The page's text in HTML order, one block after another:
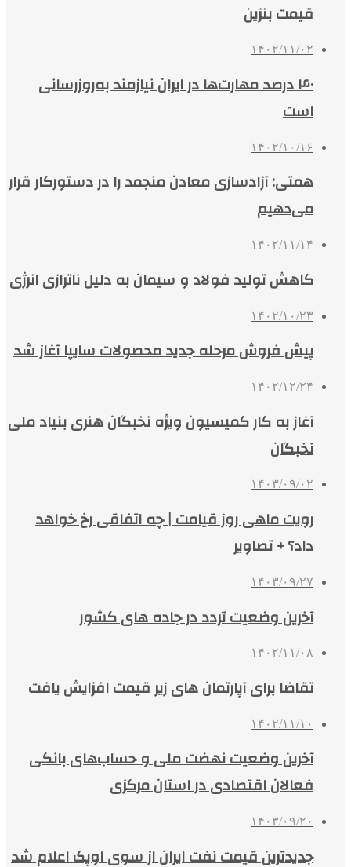
قیمت بنزین
۱۴۰۲/۱۱/۰۲
۴۰ درصد مهارت‌ها در ایران نیازمند به‌روزرسانی
است
۱۴۰۲/۱۰/۱۶
همتی: آزادسازی معادن منجمد را در دستورکار قرار
می‌دهیم
۱۴۰۲/۱۱/۱۴
کاهش تولید فولاد و سیمان به دلیل ناترازی انرژی
۱۴۰۲/۱۰/۲۳
پیش فروش مرحله جدید محصولات سایپا آغاز شد
۱۴۰۲/۱۲/۲۴
آغاز به کار کمیسیون ویژه نخبگان هنری بنیاد ملی
نخبگان
۱۴۰۳/۰۹/۰۲
رویت ماهی روز قیامت | چه اتفاقی رخ خواهد
داد؟ + تصاویر
۱۴۰۳/۰۹/۲۷
آخرین وضعیت تردد در جاده های کشور
۱۴۰۲/۱۱/۰۸
تقاضا برای آپارتمان های زیر قیمت افزایش یافت
۱۴۰۲/۱۱/۱۰
آخرین وضعیت نهضت ملی و حساب‌های بانکی
فعالان اقتصادی در استان مرکزی
۱۴۰۳/۰۹/۲۰
جدیدترین قیمت نفت ایران از سوی اوپک اعلام شد